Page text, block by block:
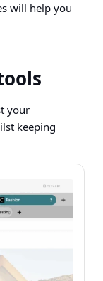
will help you
your
keeping